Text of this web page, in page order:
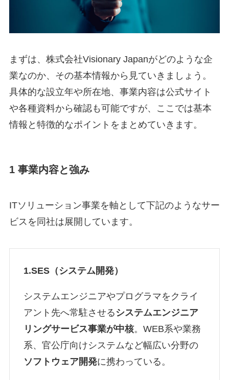
まずは、株式会社Visionary Japanがどのような企
業なのか、その基本情報から見ていきましょう。
具体的な設立年や所在地、事業内容は公式サイト
や各種資料から確認も可能ですが、ここでは基本
情報と特徴的なポイントをまとめていきます。
1 事業内容と強み
ITソリューション事業を軸として下記のようなサー
ビスを同社は展開しています。
1.SES（システム開発）
システムエンジニアやプログラマをクライ
アント先へ常駐させる システムエンジニア
リングサービス事業が中核。WEB系や業務
系、官公庁向けシステムなど幅広い分野の
ソフトウェア開発に携わっている。